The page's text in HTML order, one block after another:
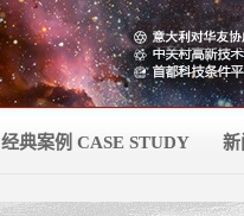
经典案例 CASE STUDY 新